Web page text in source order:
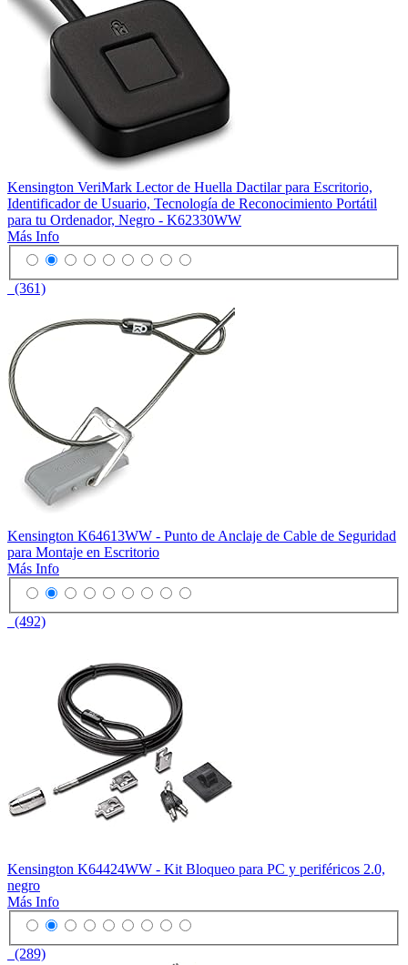
Kensington VeriMark Lector de Huella Dactilar para Escritorio,
Identificador de Usuario, Tecnología de Reconocimiento Portátil
para tu Ordenador, Negro - K62330WW
Más Info
(361)
Kensington K64613WW - Punto de Anclaje de Cable de Seguridad
para Montaje en Escritorio
Más Info
(492)
Kensington K64424WW - Kit Bloqueo para PC y periféricos 2.0,
negro
Más Info
(289)